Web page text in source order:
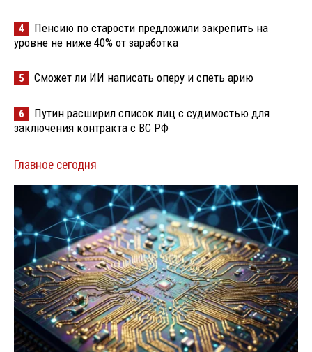
4
Пенсию по старости предложили закрепить на
уровне не ниже 40% от заработка
5 Сможет ли ИИ написать оперу и спеть арию
6
Путин расширил список лиц с судимостью для
заключения контракта с ВС РФ
Главное сегодня